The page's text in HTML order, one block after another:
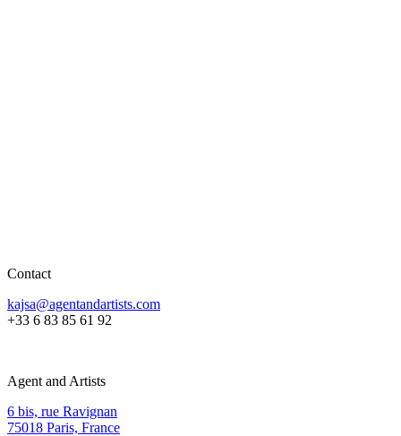
Contact
kajsa@agentandartists.com
+33 6 83 85 61 92
Agent and Artists
6 bis, rue Ravignan
75018 Paris, France